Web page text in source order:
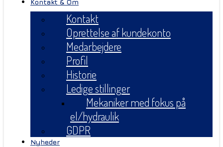
Kontakt & Om
Kontakt
Oprettelse af kundekonto
Medarbejdere
Profil
Historie
Ledige stillinger
Mekaniker med fokus på
el/hydraulik
GDPR
Nyheder